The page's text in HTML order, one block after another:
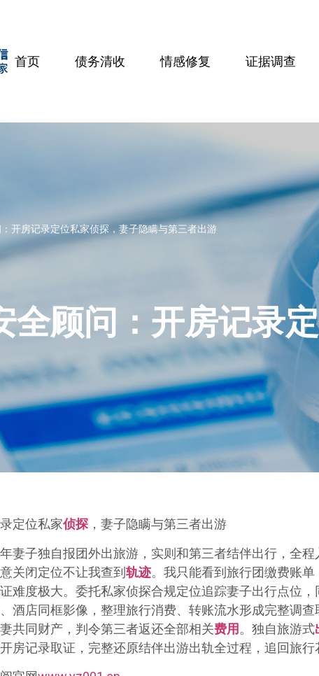
首页 债务清收 情感修复 证据调查
开房记录定位私家侦探，妻子隐瞒与第三者出游
全顾问：开房记录
定位私家侦探 ，妻子隐瞒与第三者出游
妻子独自报团外出旅游，实则和第三者结伴出行，全程
关闭定位不让我查到轨迹。我只能看到旅行团缴费账
难度极大。委托私家侦探合规定位追踪妻子出行点位
酒店同框影像，整理旅行消费、转账流水形成完整调查
共同财产，判令第三者返还全部相关费用。独自旅游式
房记录取证，完整还原结伴出游出轨全过程，追回旅行